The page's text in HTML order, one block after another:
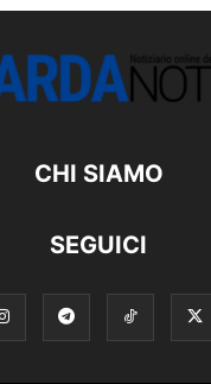
CHI SIAMO
SEGUICI